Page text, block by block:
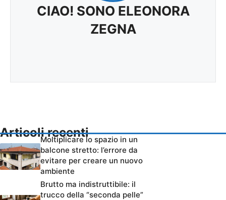
CIAO! SONO ELEONORA
ZEGNA
Articoli recenti
Moltiplicare lo spazio in un
balcone stretto: l’errore da
evitare per creare un nuovo
ambiente
Brutto ma indistruttibile: il
trucco della “seconda pelle”